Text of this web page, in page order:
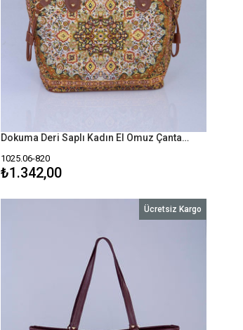
Dokuma Deri Saplı Kadın El Omuz Çanta Mottif İstanbul Otantik 1025
1025.06-820
₺1.342,00
Ücretsiz Kargo